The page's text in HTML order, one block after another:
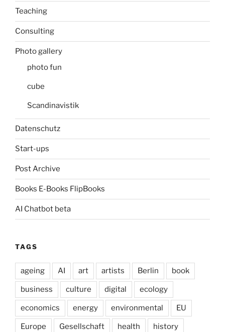
Teaching
Consulting
Photo gallery
photo fun
cube
Scandinavistik
Datenschutz
Start-ups
Post Archive
Books E-Books FlipBooks
AI Chatbot beta
TAGS
ageing AI art artists Berlin book
business culture digital ecology
economics energy environmental EU
Europe Gesellschaft health history